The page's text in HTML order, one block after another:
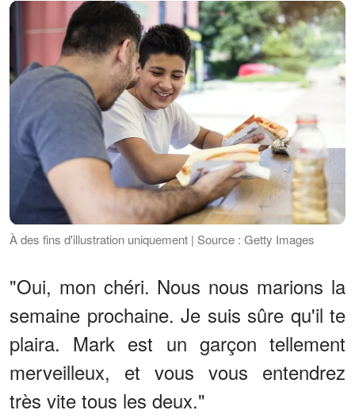
À des fins d'illustration uniquement | Source : Getty Images
"Oui, mon chéri. Nous nous marions la
semaine prochaine. Je suis sûre qu'il te
plaira. Mark est un garçon tellement
merveilleux, et vous vous entendrez
très vite tous les deux."